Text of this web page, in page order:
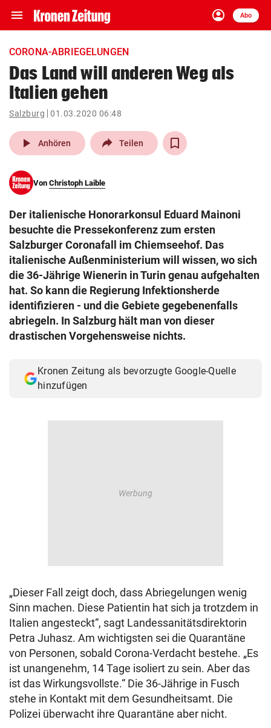
menu Navigation
ein-/ausklappen
account_circle
Anmelden
Abo
close Schließen
account_circle Anmelden
pin_drop
Wien arrow_right
search
eingeben
© Krone Multimedia GmbH & Co KG 2026
Muthgasse 2, 1190 Wien
CORONA-ABRIEGELUNGEN
Das Land will anderen Weg als
Italien gehen
Salzburg 01.03.2020 06:48
play_arrow Anhören Teilen
Von Christoph Laible
Der italienische Honorarkonsul Eduard Mainoni
besuchte die Pressekonferenz zum ersten
Salzburger Coronafall im Chiemseehof. Das
italienische Außenministerium will wissen, wo sich
die 36-Jährige Wienerin in Turin genau aufgehalten
hat. So kann die Regierung Infektionsherde
identifizieren - und die Gebiete gegebenenfalls
abriegeln. In Salzburg hält man von dieser
drastischen Vorgehensweise nichts.
Kronen Zeitung als bevorzugte Google-Quelle
hinzufügen
„Dieser Fall zeigt doch, dass Abriegelungen wenig
Sinn machen. Diese Patientin hat sich ja trotzdem in
Italien angesteckt“, sagt Landessanitätsdirektorin
Petra Juhasz. Am wichtigsten sei die Quarantäne
von Personen, sobald Corona-Verdacht bestehe. „Es
ist unangenehm, 14 Tage isoliert zu sein. Aber das
ist das Wirkungsvollste.“ Die 36-Jährige in Fusch
stehe in Kontakt mit dem Gesundheitsamt. Die
Polizei überwacht ihre Quarantäne aber nicht.